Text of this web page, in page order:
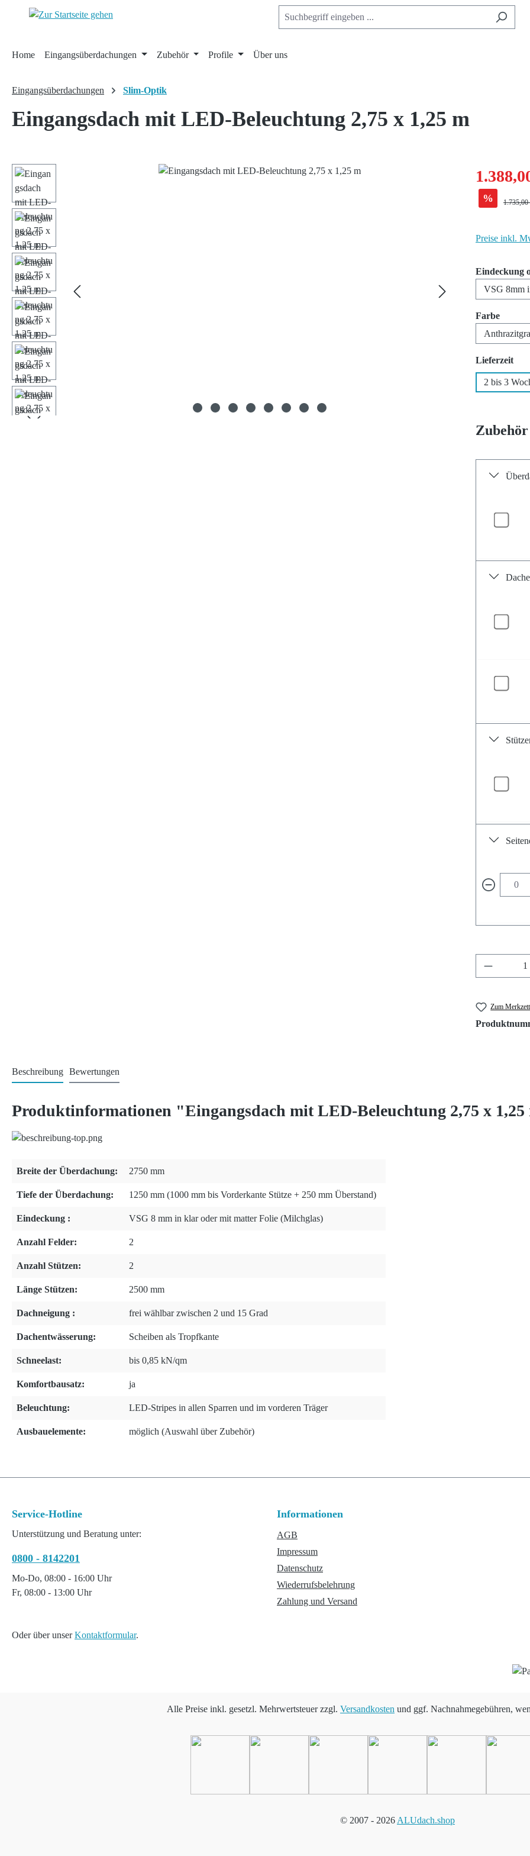
Hauptinhalt springen
Zur Suche springen
Zur Hauptnavigation springen
Home Eingangsüberdachungen Zubehör Profile Über uns
Eingangsüberdachungen Slim-Optik
Eingangsdach mit LED-Beleuchtung 2,75 x 1,25 m
Bildergalerie überspringen
% 1.735,00
Preise inkl.
Eindeckung
Farbe
Lieferzeit
2 bis 3
Zubehör
Zum
Beschreibung Bewertungen
Produktinformationen "Eingangsdach mit LED-Beleuchtung 2,75 x
Breite der Überdachung: 2750 mm
Tiefe der Überdachung: 1250 mm (1000 mm bis Vorderkante Stütze + 250 mm Überstand)
Eindeckung : VSG 8 mm in klar oder mit matter Folie (Milchglas)
Anzahl Felder: 2
Anzahl Stützen: 2
Länge Stützen: 2500 mm
Dachneigung : frei wählbar zwischen 2 und 15 Grad
Dachentwässerung: Scheiben als Tropfkante
Schneelast: bis 0,85 kN/qm
Komfortbausatz: ja
Beleuchtung: LED-Stripes in allen Sparren und im vorderen Träger
Ausbauelemente: möglich (Auswahl über Zubehör)
Service-Hotline
Unterstützung und Beratung unter:
0800 - 8142201
Mo-Do, 08:00 - 16:00 Uhr
Fr, 08:00 - 13:00 Uhr
Oder über unserKontaktformular.
Informationen
AGB
Impressum
Datenschutz
Wiederrufsbelehrung
Zahlung und Versand
Alle Preise inkl. gesetzl. Mehrwertsteuer zzgl. Versandkosten und ggf. Nachnahmegebühren,
© 2007 - 2026 ALUdach.shop